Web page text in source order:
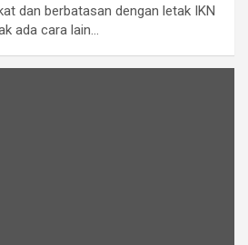
dan berbatasan dengan letak IKN
ada cara lain…